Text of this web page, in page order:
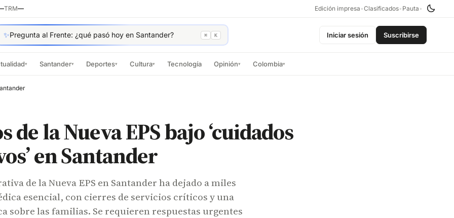
TRM— Edición impresa •Clasificados• Pauta •
✨Pregunta al Frente: ¿qué pasó hoy en Santander? ⌘ K Iniciar sesión Suscribirse
▾ Santander▾ Deportes▾ Cultura▾ Tecnología Opinión▾ Colombia▾
de la Nueva EPS bajo ‘cuidados
en Santander
de la Nueva EPS en Santander ha dejado a miles
esencial, con cierres de servicios críticos y una
sobre las familias. Se requieren respuestas urgentes